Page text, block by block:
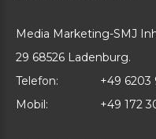
Media Marketing-SMJ
29 68526 Ladenburg.
Telefon:
+49 6203
Mobil:
+49 172